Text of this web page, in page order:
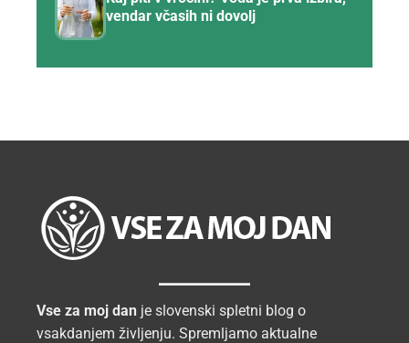
vendar včasih ni dovolj
Vse za moj dan je slovenski spletni blog o
vsakdanjem življenju. Spremljamo aktualne